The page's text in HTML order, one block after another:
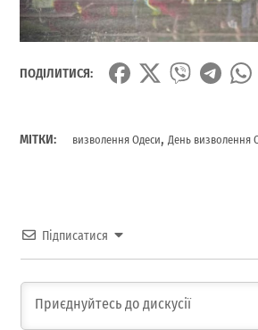
ПОДІЛИТИСЯ:
МІТКИ: визволення Одеси,День визволення
Підписатися